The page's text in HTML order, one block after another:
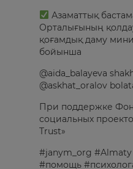
Азаматтық
Орталығының
қоғамдық даму
бойынша
@aida_balayeva
@askhat_oralov
При поддержке
социальных
Trust»
#janym_org #Almaty
#помощь